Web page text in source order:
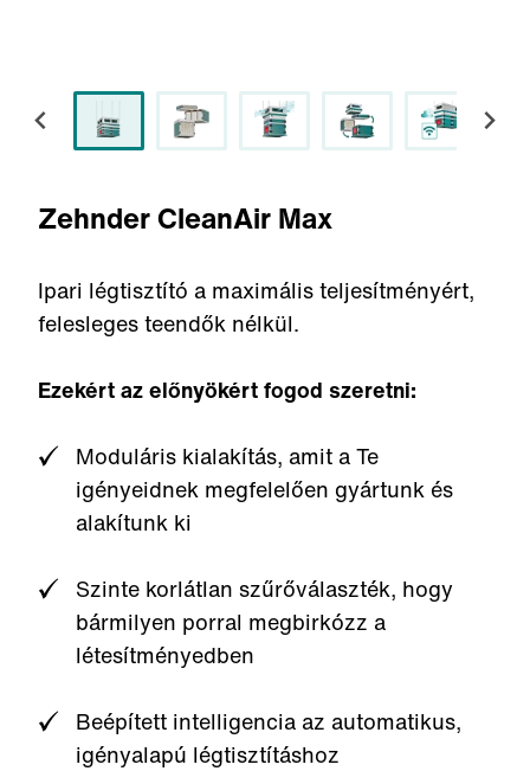
Zehnder CleanAir Max
Ipari légtisztító a maximális teljesítményért,
felesleges teendők nélkül.
Ezekért az előnyökért fogod szeretni:
Moduláris kialakítás, amit a Te
igényeidnek megfelelően gyártunk és
alakítunk ki
Szinte korlátlan szűrőválaszték, hogy
bármilyen porral megbirkózz a
létesítményedben
Beépített intelligencia az automatikus,
igényalapú légtisztításhoz